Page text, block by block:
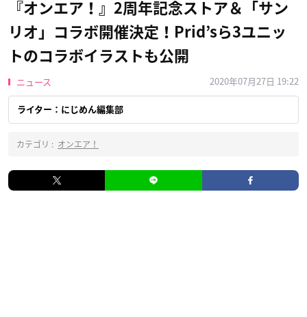
『オンエア！』2周年記念ストア＆「サン
リオ」コラボ開催決定！Prid’sら3ユニッ
トのコラボイラストも公開
ニュース 2020年07月27日 19:22
ライター：にじめん編集部
カテゴリ : オンエア！